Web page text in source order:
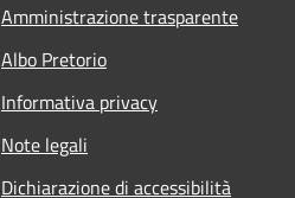
Amministrazione trasparente
Albo Pretorio
Informativa privacy
Note legali
Dichiarazione di accessibilità